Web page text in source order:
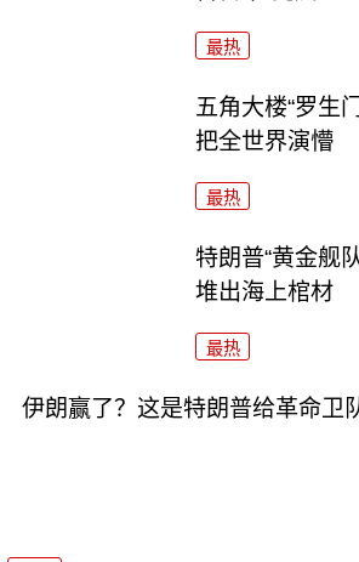
最热
五角大楼“罗生
把全世界演懵
最热
特朗普“黄金舰
堆出海上棺材
最热
伊朗赢了？这是特朗普给革命卫